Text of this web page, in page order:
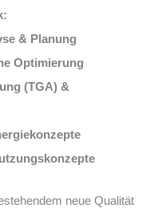
& Planung
Optimierung
(TGA) &
neue Qualität